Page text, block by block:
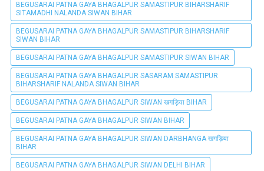
BEGUSARAI PATNA GAYA BHAGALPUR SAMASTIPUR BIHARSHARIF
SITAMADHI NALANDA SIWAN BIHAR
BEGUSARAI PATNA GAYA BHAGALPUR SAMASTIPUR BIHARSHARIF
SIWAN BIHAR
BEGUSARAI PATNA GAYA BHAGALPUR SAMASTIPUR SIWAN BIHAR
BEGUSARAI PATNA GAYA BHAGALPUR SASARAM SAMASTIPUR
BIHARSHARIF NALANDA SIWAN BIHAR
BEGUSARAI PATNA GAYA BHAGALPUR SIWAN खगड़िया BIHAR
BEGUSARAI PATNA GAYA BHAGALPUR SIWAN BIHAR
BEGUSARAI PATNA GAYA BHAGALPUR SIWAN DARBHANGA खगड़िया
BIHAR
BEGUSARAI PATNA GAYA BHAGALPUR SIWAN DELHI BIHAR